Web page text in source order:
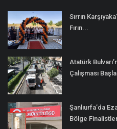
Sırrın
Fırın...
Atatürk
Çalışması
Şanlıurfa’da
Bölge